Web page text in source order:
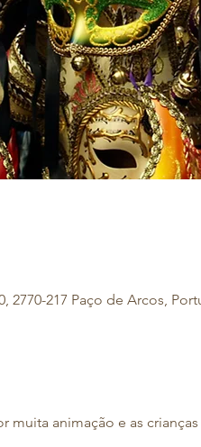
2770-217 Paço de Arcos,
animação e as